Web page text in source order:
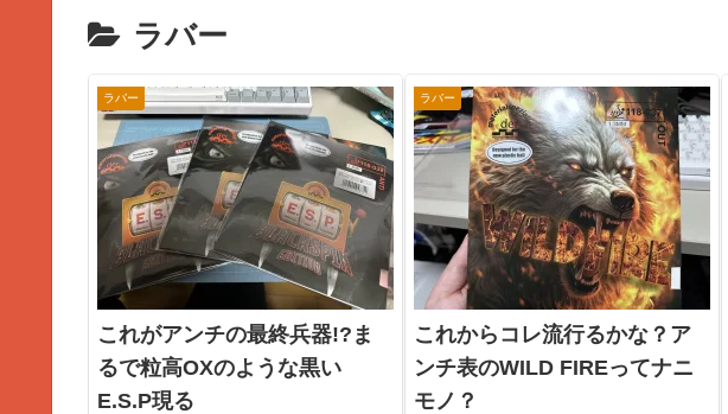
ラバー
ラバー
これがアンチの最終兵器!?ま
るで粒高OXのような黒い
E.S.P現る
ラバー
これからコレ流行るかな？ア
ンチ表のWILD FIREってナニ
モノ？